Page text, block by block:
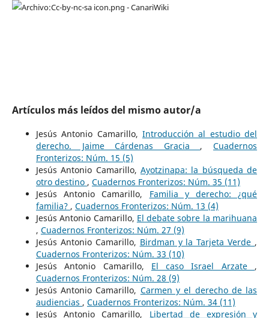
Artículos más leídos del mismo autor/a
Jesús Antonio Camarillo, Introducción al estudio del
derecho. Jaime Cárdenas Gracia ,Cuadernos
Fronterizos: Núm. 15 (5)
Jesús Antonio Camarillo, Ayotzinapa: la búsqueda de
otro destino , Cuadernos Fronterizos: Núm. 35 (11)
Jesús Antonio Camarillo, Familia y derecho: ¿qué
familia? , Cuadernos Fronterizos: Núm. 13 (4)
Jesús Antonio Camarillo, El debate sobre la marihuana
, Cuadernos Fronterizos: Núm. 27 (9)
Jesús Antonio Camarillo, Birdman y la Tarjeta Verde ,
Cuadernos Fronterizos: Núm. 33 (10)
Jesús Antonio Camarillo, El caso Israel Arzate ,
Cuadernos Fronterizos: Núm. 28 (9)
Jesús Antonio Camarillo, Carmen y el derecho de las
audiencias , Cuadernos Fronterizos: Núm. 34 (11)
Jesús Antonio Camarillo, Libertad de expresión y